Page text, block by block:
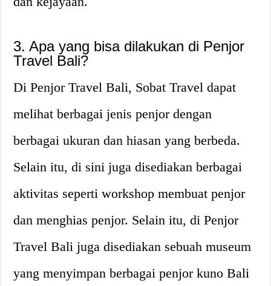
3. Apa yang bisa dilakukan di Penjor
Travel Bali?
Di Penjor Travel Bali, Sobat Travel dapat
melihat berbagai jenis penjor dengan
berbagai ukuran dan hiasan yang berbeda.
Selain itu, di sini juga disediakan berbagai
aktivitas seperti workshop membuat penjor
dan menghias penjor. Selain itu, di Penjor
Travel Bali juga disediakan sebuah museum
yang menyimpan berbagai penjor kuno Bali